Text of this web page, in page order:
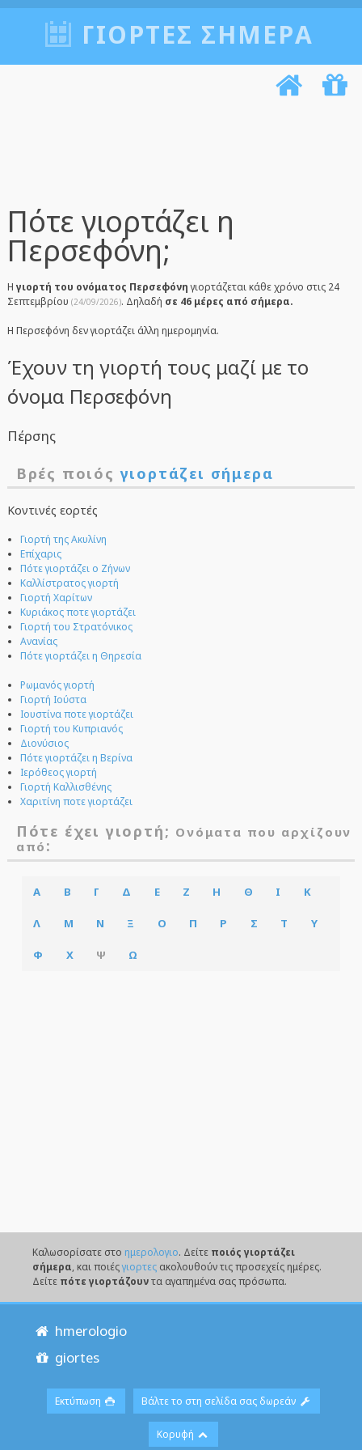
ΓΙΟΡΤΈΣ ΣΉΜΕΡΑ
Πότε γιορτάζει η
Περσεφόνη;
Η γιορτή του ονόματος Περσεφόνηγιορτάζεται κάθε χρόνο στις 24
Σεπτεμβρίου (24/09/2026). Δηλαδή σε 46 μέρες από σήμερα.
Η Περσεφόνη δεν γιορτάζει άλλη ημερομηνία.
Έχουν τη γιορτή τους μαζί με το
όνομα Περσεφόνη
Πέρσης
Βρές ποιόςγιορτάζει σήμερα
Κοντινές εορτές
Γιορτή της Ακυλίνη
Επίχαρις
Πότε γιορτάζει ο Ζήνων
Καλλίστρατος γιορτή
Γιορτή Χαρίτων
Κυριάκος ποτε γιορτάζει
Γιορτή του Στρατόνικος
Ανανίας
Πότε γιορτάζει η Θηρεσία
Ρωμανός γιορτή
Γιορτή Ιούστα
Ιουστίνα ποτε γιορτάζει
Γιορτή του Κυπριανός
Διονύσιος
Πότε γιορτάζει η Βερίνα
Ιερόθεος γιορτή
Γιορτή Καλλισθένης
Χαριτίνη ποτε γιορτάζει
Πότε έχει γιορτή; Ονόματα που αρχίζουν
από :
Α Β Γ Δ Ε Ζ Η Θ Ι Κ
Λ Μ Ν Ξ Ο Π Ρ Σ Τ Υ
Φ Χ Ψ Ω
Καλωσορίσατε στο ημερολογιο. Δείτε ποιός γιορτάζει
σήμερα, και ποιέςγιορτεςακολουθούν τις προσεχείς ημέρες.
Δείτε πότε γιορτάζουντα αγαπημένα σας πρόσωπα.
hmerologio
giortes
Εκτύπωση Βάλτε το στη σελίδα σας δωρεάν
Κορυφή